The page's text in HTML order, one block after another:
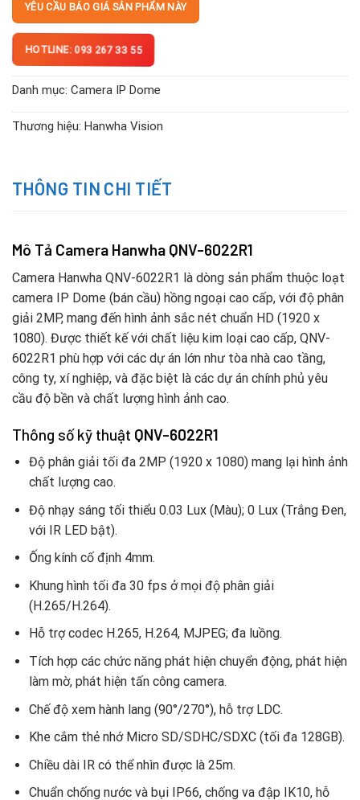
YÊU CẦU BÁO GIÁ SẢN PHẨM NÀY
HOTLINE: 093 267 33 55
Danh mục: Camera IP Dome
Thương hiệu: Hanwha Vision
THÔNG TIN CHI TIẾT
Mô Tả Camera Hanwha QNV-6022R1
Camera Hanwha QNV-6022R1 là dòng sản phẩm thuộc loạt
camera IP Dome (bán cầu) hồng ngoại cao cấp, với độ phân
giải 2MP, mang đến hình ảnh sắc nét chuẩn HD (1920 x
1080). Được thiết kế với chất liệu kim loại cao cấp, QNV-
6022R1 phù hợp với các dự án lớn như tòa nhà cao tầng,
công ty, xí nghiệp, và đặc biệt là các dự án chính phủ yêu
cầu độ bền và chất lượng hình ảnh cao.
Thông số kỹ thuật QNV-6022R1
Độ phân giải tối đa 2MP (1920 x 1080) mang lại hình ảnh
chất lượng cao.
Độ nhạy sáng tối thiểu 0.03 Lux (Màu); 0 Lux (Trắng Đen,
với IR LED bật).
Ống kính cố định 4mm.
Khung hình tối đa 30 fps ở mọi độ phân giải
(H.265/H.264).
Hỗ trợ codec H.265, H.264, MJPEG; đa luồng.
Tích hợp các chức năng phát hiện chuyển động, phát hiện
làm mờ, phát hiện tấn công camera.
Chế độ xem hành lang (90°/270°), hỗ trợ LDC.
Khe cắm thẻ nhớ Micro SD/SDHC/SDXC (tối đa 128GB).
Chiều dài IR có thể nhìn được là 25m.
Chuẩn chống nước và bụi IP66, chống va đập IK10, hỗ